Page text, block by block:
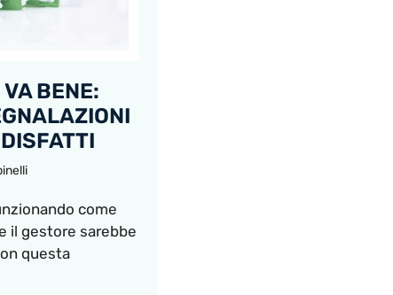
BENE:
come
il gestore sarebbe
questa